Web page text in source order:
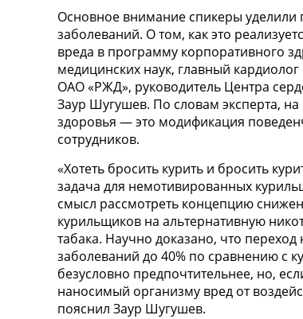
Основное внимание спикеры
заболеваний. О том, как это
вреда в программу корпоративного
медицинских наук, главный
ОАО «РЖД», руководитель Центра
Заур Шугушев. По словам эксперта,
здоровья — это модификация
сотрудников.
«Хотеть бросить курить и бросить
задача для немотивированных
смысл рассмотреть концепцию
курильщиков на альтернативную
табака. Научно доказано, что
заболеваний до 40% по сравнению с
безусловно предпочтительнее, но,
наносимый организму вред от
пояснил Заур Шугушев.